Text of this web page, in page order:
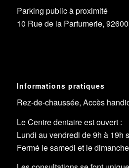
Parking public à proximité
10 Rue de la Parfumerie,
Informations pratiques
Rez-de-chaussée, Accès
Le Centre dentaire est ouvert :
Lundi au vendredi de 9h à 19h
Fermé le samedi et le dimanche